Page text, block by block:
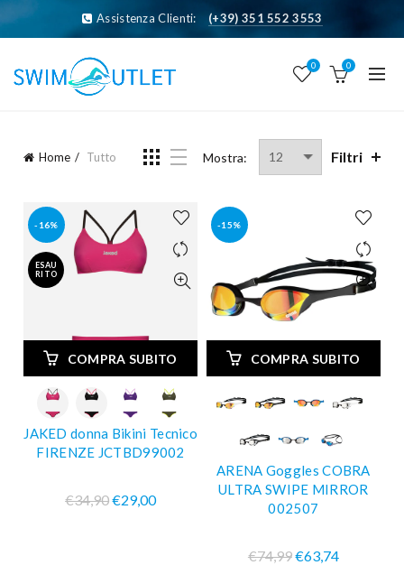
Assistenza Clienti: (+39) 351 552 3553
0 0
Home Tutto Mostra: Filtri
-16%
ESAU
RITO
COMPRA SUBITO
JAKED donna Bikini Tecnico
FIRENZE JCTBD99002
€34,90€29,00
-15%
COMPRA SUBITO
ARENA Goggles COBRA
ULTRA SWIPE MIRROR
002507
€74,99€63,74